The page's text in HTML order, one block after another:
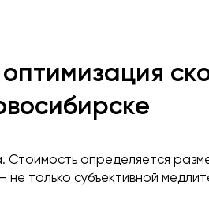
Стоимость определяется
не только субъективной